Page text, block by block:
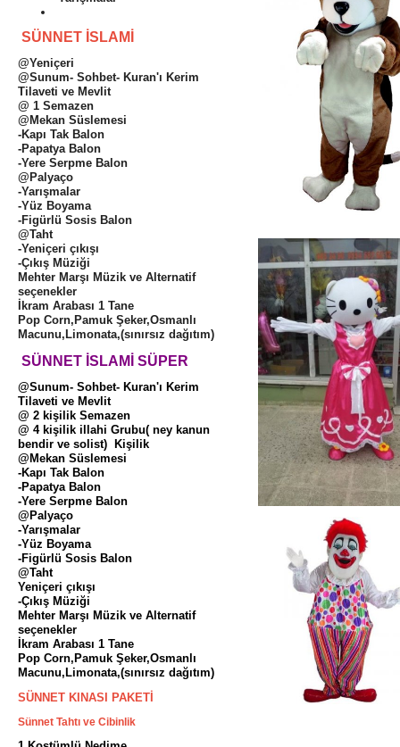
SÜNNET İSLAMİ
@Yeniçeri
@Sunum- Sohbet- Kuran'ı Kerim
Tilaveti ve Mevlit
@ 1 Semazen
@Mekan Süslemesi
-Kapı Tak Balon
-Papatya Balon
-Yere Serpme Balon
@Palyaço
-Yarışmalar
-Yüz Boyama
-Figürlü Sosis Balon
@Taht
-Yeniçeri çıkışı
-Çıkış Müziği
Mehter Marşı Müzik ve Alternatif
seçenekler
İkram Arabası 1 Tane
Pop Corn,Pamuk Şeker,Osmanlı
Macunu,Limonata,(sınırsız dağıtım)
SÜNNET İSLAMİ SÜPER
@Sunum- Sohbet- Kuran'ı Kerim
Tilaveti ve Mevlit
@ 2 kişilik Semazen
@ 4 kişilik illahi Grubu( ney kanun
bendir ve solist) Kişilik
@Mekan Süslemesi
-Kapı Tak Balon
-Papatya Balon
-Yere Serpme Balon
@Palyaço
-Yarışmalar
-Yüz Boyama
-Figürlü Sosis Balon
@Taht
Yeniçeri çıkışı
-Çıkış Müziği
Mehter Marşı Müzik ve Alternatif
seçenekler
İkram Arabası 1 Tane
Pop Corn,Pamuk Şeker,Osmanlı
Macunu,Limonata,(sınırsız dağıtım)
SÜNNET KINASI PAKETİ
Sünnet Tahtı ve Cibinlik